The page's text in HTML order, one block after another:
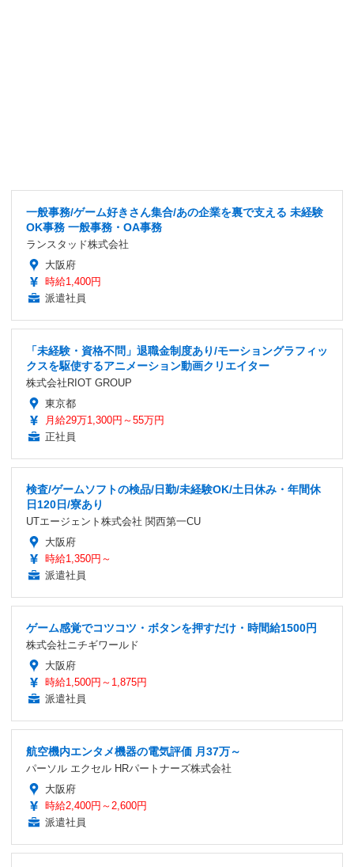
一般事務/ゲーム好きさん集合/あの企業を裏で支える 未経験
OK事務 一般事務・OA事務
ランスタッド株式会社
大阪府
時給1,400円
派遣社員
「未経験・資格不問」退職金制度あり/モーショングラフィッ
クスを駆使するアニメーション動画クリエイター
株式会社RIOT GROUP
東京都
月給29万1,300円～55万円
正社員
検査/ゲームソフトの検品/日勤/未経験OK/土日休み・年間休
日120日/寮あり
UTエージェント株式会社 関西第一CU
大阪府
時給1,350円～
派遣社員
ゲーム感覚でコツコツ・ボタンを押すだけ・時間給1500円
株式会社ニチギワールド
大阪府
時給1,500円～1,875円
派遣社員
航空機内エンタメ機器の電気評価 月37万～
パーソル エクセル HRパートナーズ株式会社
大阪府
時給2,400円～2,600円
派遣社員